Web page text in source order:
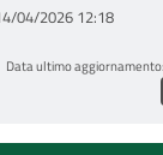
04/2026 12:18
Data ultimo aggiornamento